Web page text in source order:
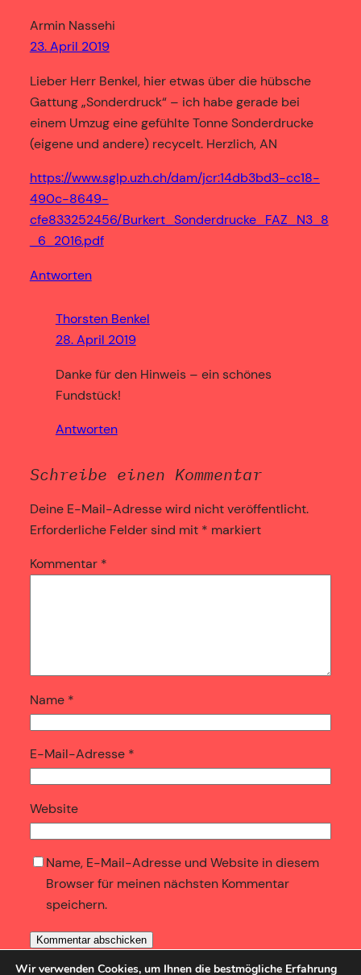
Armin Nassehi
23. April 2019
Lieber Herr Benkel, hier etwas über die hübsche
Gattung „Sonderdruck“ – ich habe gerade bei
einem Umzug eine gefühlte Tonne Sonderdrucke
(eigene und andere) recycelt. Herzlich, AN
https://www.sglp.uzh.ch/dam/jcr:14db3bd3-cc18-
490c-8649-
cfe833252456/Burkert_Sonderdrucke_FAZ_N3_8
_6_2016.pdf
Antworten
Thorsten Benkel
28. April 2019
Danke für den Hinweis – ein schönes
Fundstück!
Antworten
Schreibe einen Kommentar
Deine E-Mail-Adresse wird nicht veröffentlicht.
Erforderliche Felder sind mit * markiert
Kommentar *
Name *
E-Mail-Adresse *
Website
Name, E-Mail-Adresse und Website in diesem
Browser für meinen nächsten Kommentar
speichern.
Wir verwenden Cookies, um Ihnen die bestmögliche Erfahrung